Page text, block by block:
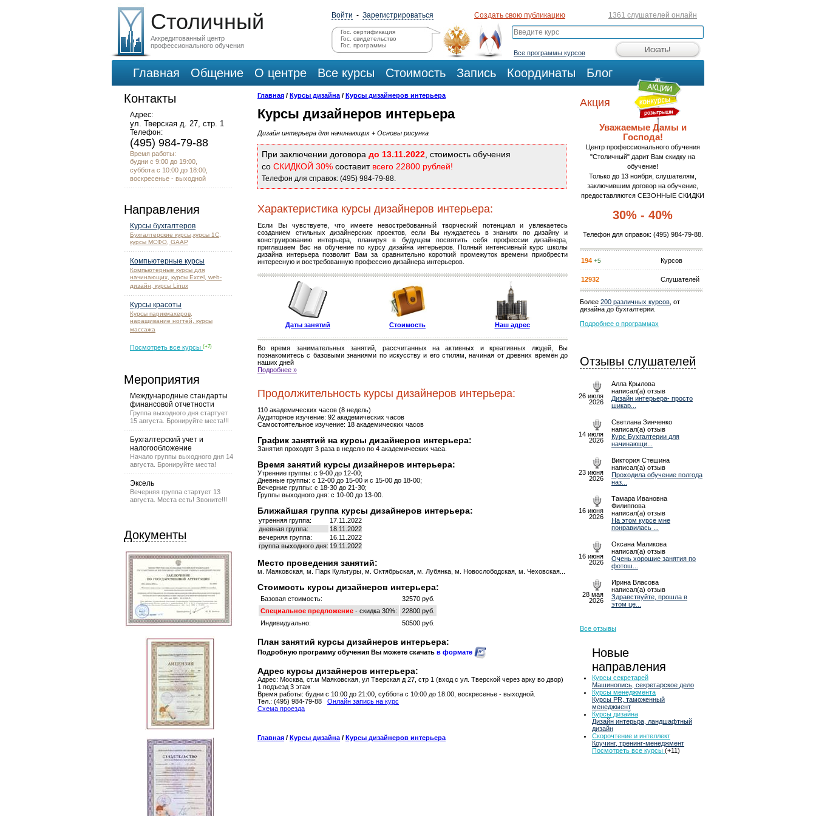
Столичный
Аккредитованный центр
профессионального обучения
Войти - Зарегистрироваться Создать свою публикацию 1361 слушателей онлайн
Гос. сертификация
Гос. свидетельство
Гос. программы
Все программы курсов
Главная Общение О центре Все курсы Стоимость Запись Координаты
Блог
Контакты
Адрес:
ул. Тверская д. 27, стр. 1
Телефон:
(495) 984-79-88
Время работы:
будни с 9:00 до 19:00,
суббота с 10:00 до 18:00,
воскресенье - выходной
Направления
Курсы бухгалтеров
Бухгалтерские курсы,курсы 1С,
курсы МСФО, GAAP
Компьютерные курсы
Компьютерные курсы для
начинающих, курсы Excel, web-
дизайн, курсы Linux
Курсы красоты
Курсы парикмахеров,
наращивание ногтей, курсы
массажа
Посмотреть все курсы (+7)
Мероприятия
Международные стандарты
финансовой отчетности
Группа выходного дня стартует
15 августа. Бронируйте места!!!
Бухгалтерский учет и
налогообложение
Начало группы выходного дня 14
августа. Бронируйте места!
Эксель
Вечерняя группа стартует 13
августа. Места есть! Звоните!!!
Документы
Главная / Курсы дизайна / Курсы дизайнеров интерьера
Курсы дизайнеров интерьера
Дизайн интерьера для начинающих + Основы рисунка
При заключении договора до 13.11.2022 , стоимость обучения
со СКИДКОЙ 30% составит всего 22800 рублей!
Телефон для справок: (495) 984-79-88.
Характеристика курсы дизайнеров интерьера:
Если Вы чувствуете, что имеете невостребованный творческий потенциал и увлекаетесь
созданием стильных дизайнерских проектов, если Вы нуждаетесь в знаниях по дизайну и
конструированию интерьера, планируя в будущем посвятить себя профессии дизайнера,
приглашаем Вас на обучение по курсу дизайна интерьеров. Полный интенсивный курс школы
дизайна интерьера позволит Вам за сравнительно короткий промежуток времени приобрести
интересную и востребованную профессию дизайнера интерьеров.
Даты занятий Стоимость Наш адрес
Во время занимательных занятий, рассчитанных на активных и креативных людей, Вы
познакомитесь с базовыми знаниями по искусству и его стилям, начиная от древних времён до
наших дней
Подробнее »
Продолжительность курсы дизайнеров интерьера:
110 академических часов (8 недель)
Аудиторное изучение: 92 академических часов
Самостоятельное изучение: 18 академических часов
График занятий на курсы дизайнеров интерьера:
Занятия проходят 3 раза в неделю по 4 академических часа.
Время занятий курсы дизайнеров интерьера:
Утренние группы: с 9-00 до 12-00;
Дневные группы: с 12-00 до 15-00 и с 15-00 до 18-00;
Вечерние группы: с 18-30 до 21-30;
Группы выходного дня: с 10-00 до 13-00.
Ближайшая группа курсы дизайнеров интерьера:
утренняя группа:
17.11.2022
дневная группа:
18.11.2022
вечерняя группа:
16.11.2022
группа выходного дня: 19.11.2022
Место проведения занятий:
м. Маяковская, м. Парк Культуры, м. Октябрьская, м. Лубянка, м. Новослободская, м. Чеховская...
Стоимость курсы дизайнеров интерьера:
Базовая стоимость:
32570 руб.
Специальное предложение - скидка 30%:
22800 руб.
Индивидуально:
50500 руб.
План занятий курсы дизайнеров интерьера:
Подробную программу обучения Вы можете скачать в формате
Адрес курсы дизайнеров интерьера:
Адрес: Москва, ст.м Маяковская, ул Тверская д 27, стр 1 (вход с ул. Тверской через арку во двор)
1 подъезд 3 этаж
Время работы: будни с 10:00 до 21:00, суббота с 10:00 до 18:00, воскресенье - выходной.
Тел.: (495) 984-79-88 Онлайн запись на курс
Схема проезда
Главная / Курсы дизайна / Курсы дизайнеров интерьера
Акция
Уважаемые Дамы и
Господа!
Центр профессионального обучения
"Столичный" дарит Вам скидку на
обучение!
Только до 13 ноября, слушателям,
заключившим договор на обучение,
предоставляются СЕЗОННЫЕ СКИДКИ
30% - 40%
Телефон для справок: (495) 984-79-88.
194 +5 Курсов
12932 Слушателей
Более 200 различных курсов , от
дизайна до бухгалтерии.
Подробнее о программах
Отзывы слушателей
26 июля
2026
Алла Крылова
написал(а) отзыв
Дизайн интерьера- просто
шикар...
14 июля
2026
Светлана Зинченко
написал(а) отзыв
Курс Бухгалтерии для
начинающи...
23 июня
2026
Виктория Стешина
написал(а) отзыв
Проходила обучение полгода
наз...
16 июня
2026
Тамара Ивановна
Филиппова
написал(а) отзыв
На этом курсе мне
понравилась ...
16 июня
2026
Оксана Маликова
написал(а) отзыв
Очень хорошие занятия по
фотош...
28 мая
2026
Ирина Власова
написал(а) отзыв
Здравствуйте, прошла в
этом це...
Все отзывы
Новые
направления
Курсы секретарей
Машинопись, секретарское дело
Курсы менеджмента
Курсы PR, таможенный
менеджмент
Курсы дизайна
Дизайн интерьра, ландшафтный
дизайн
Скорочтение и интеллект
Коучинг, тренинг-менеджмент
Посмотреть все курсы (+11)